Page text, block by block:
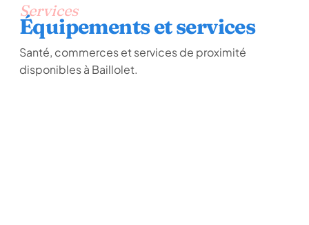
Services
Équipements et services
Santé, commerces et services de proximité
disponibles à Baillolet.